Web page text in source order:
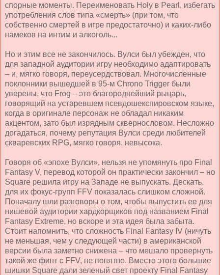
спорные моменты. Переименовать Holy в Pearl, избегать
употребления слов типа «смерть» (при том, что
собственно смертей в игре предостаточно) и каких-либо
намеков на интим и алкоголь...
Но и этим все не закончилось. Вулси был убежден, что
для западной аудитории игру необходимо адаптировать
– и, мягко говоря, переусердствовал. Многочисленные
поклонники вышедшей в 95-м Chrono Trigger были
уверены, что Frog – это благороднейший рыцарь,
говорящий на устаревшем псевдошекспировском языке,
когда в оригинале персонаж не обладал никаким
акцентом, зато был изрядным сквернословом. Несложно
догадаться, почему репутация Вулси среди любителей
скваревских RPG, мягко говоря, невысока.
Говоря об «эпохе Вулси», нельзя не упомянуть про Final
Fantasy V, перевод которой он практически закончил – но
Square решила игру на Западе не выпускать. Дескать,
для их фокус-групп FFV показалась слишком сложной.
Поначалу шли разговоры о том, чтобы выпустить ее для
нишевой аудитории хардкорщиков под названием Final
Fantasy Extreme, но вскоре и эта идея была забыта.
Стоит напомнить, что сложность Final Fantasy IV (ничуть
не меньшая, чем у следующей части) в американской
версии была заметно снижена – что мешало провернуть
такой же финт с FFV, не понятно. Вместо этого большие
шишки Square дали зеленый свет проекту Final Fantasy